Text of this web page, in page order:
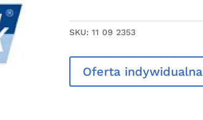
SKU:11 09 2353
Oferta indywidualna